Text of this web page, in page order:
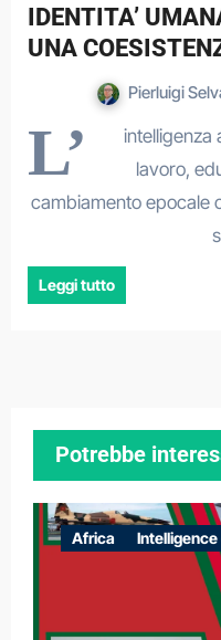
IDENTITA’
UNA
Pierluigi
L’
intelligenza
lavoro,
cambiamento epocale
Leggi tutto
Potrebbe
Africa Intelligence